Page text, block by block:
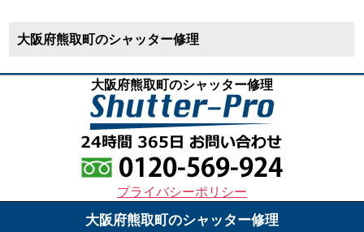
大阪府熊取町のシャッター修理
大阪府熊取町のシャッター修理
プライバシーポリシー
大阪府熊取町のシャッター修理